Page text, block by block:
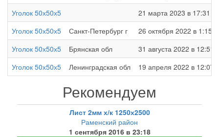
Уголок 50х50х5
21 марта 2023 в 17:31
Уголок 50х50х5
Санкт-Петербург г
26 октября 2022 в 1:15
Уголок 50х50х5
Брянская обл
31 августа 2022 в 12:51
Уголок 50х50х5
Ленинградская обл 19 апреля 2022 в 12:07
Рекомендуем
Лист 2мм х/к 1250х2500
Раменский район
1 сентября 2016 в 23:18